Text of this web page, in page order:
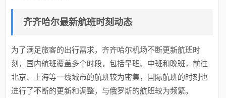
齐齐哈尔最新航班时刻动态
为了满足旅客的出行需求，齐齐哈尔机场不断更新航班时
刻，国内航班覆盖多个时段，包括早班、中班和晚班，前往
北京、上海等一线城市的航班较为密集，国际航班的时刻也
进行了不断的更新和调整，与俄罗斯的航班较为频繁。